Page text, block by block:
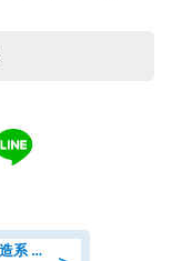
製造スタッフ/ライン作業/工場・製造系 エンジン部品の機械加工/未経験可/昼食代無料